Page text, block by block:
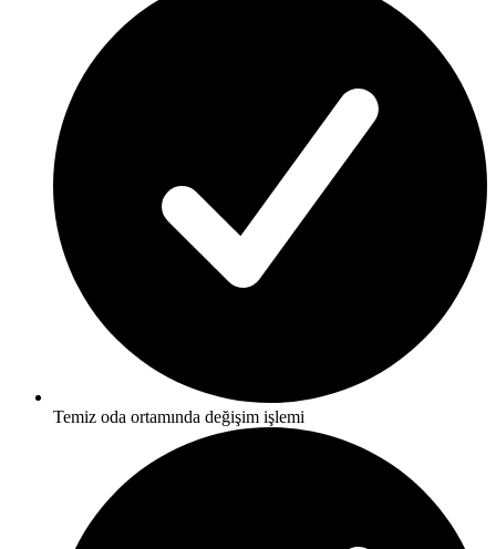
Temiz oda ortamında değişim işlemi